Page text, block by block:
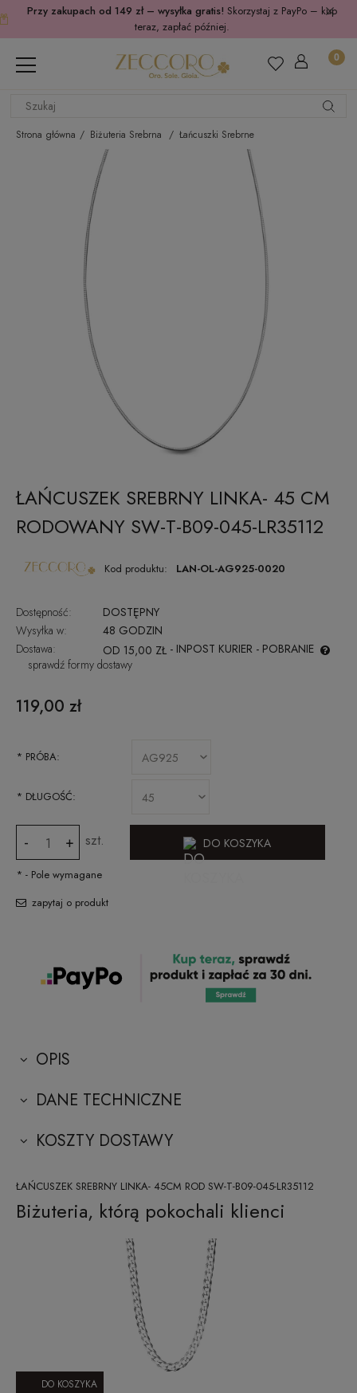
Przy zakupach od 149 zł – wysyłka gratis! Skorzystaj z PayPo – kup
teraz, zapłać później.
Strona główna Biżuteria Srebrna Łańcuszki Srebrne
ŁAŃCUSZEK SREBRNY LINKA- 45 CM
RODOWANY SW-T-B09-045-LR35112
Kod produktu: LAN-OL-AG925-0020
Dostępność:
DOSTĘPNY
Wysyłka w:
48 GODZIN
Dostawa:
OD 15,00 ZŁ - INPOST KURIER - POBRANIE
CENA NIE ZAWIERA EWENTUALNYCH KOSZTÓW PŁATNOŚCI
sprawdź formy dostawy
119,00 zł
* PRÓBA:
* DŁUGOŚĆ:
- + szt. DO KOSZYKA
* - Pole wymagane
zapytaj o produkt
OPIS
DANE TECHNICZNE
KOSZTY DOSTAWY
ŁAŃCUSZEK SREBRNY LINKA- 45CM ROD SW-T-B09-045-LR35112
Biżuteria, którą pokochali klienci
DO KOSZYKA